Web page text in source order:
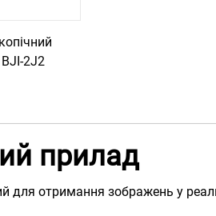
2J2
прилад
для отримання зображень у